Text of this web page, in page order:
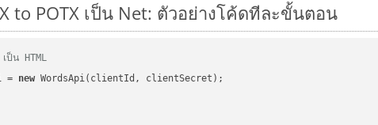
to POTX เป็น Net: ตัวอย่างโค้ดทีละขั้นตอน
ป็น HTML
= new WordsApi(clientId, clientSecret);